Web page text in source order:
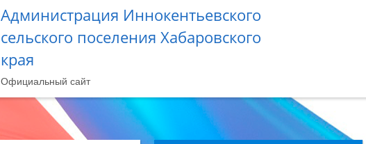
Администрация Иннокентьевского
сельского поселения Хабаровского
края
Официальный сайт